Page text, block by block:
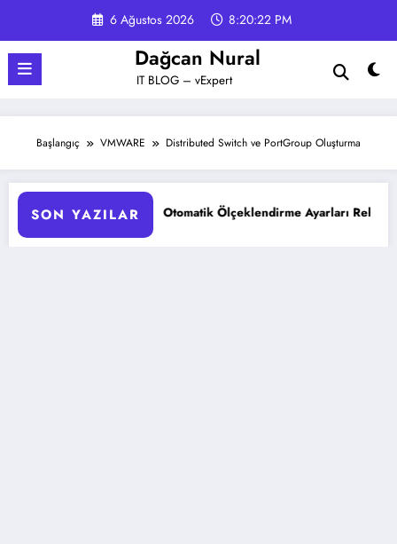
6 Ağustos 2026 8:20:22 PM
Dağcan Nural
IT BLOG – vExpert
Başlangıç VMWARE Distributed Switch ve PortGroup Oluşturma
SON YAZILAR
AKS Pod Otomatik Ölçeklendirme Ayarları Rehberi